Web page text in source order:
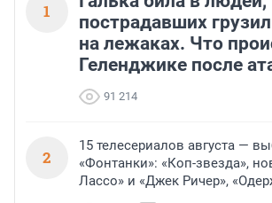
1
пострадавших
на лежаках. Что
Геленджике после
91 214
2
15 телесериалов августа —
«Фонтанки»: «Коп-звезда»,
Лассо» и «Джек Ричер»,